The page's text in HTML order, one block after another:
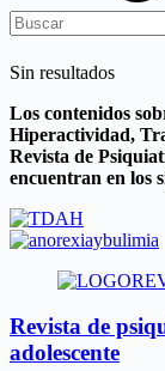
Sin resultados
Los contenidos
Hiperactividad,
Revista de
encuentran en los
Revista de
adolescente